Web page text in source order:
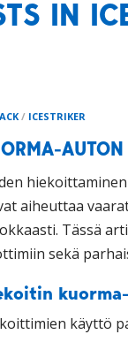
IN
/ ICESTRIKER
aiheuttaa
Tässä
sekä
käyttö